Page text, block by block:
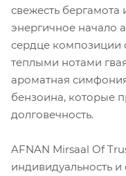
свежесть
энергичное начало
сердце композиции
теплыми нотами
ароматная
бензоина, которые
долговечность.
AFNAN Mirsaal Of
индивидуальность